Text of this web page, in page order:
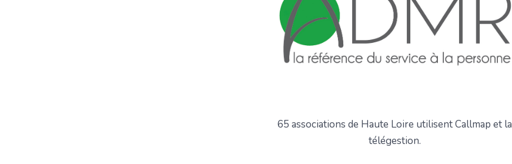
65 associations de Haute Loire utilisent Callmap et la
télégestion.